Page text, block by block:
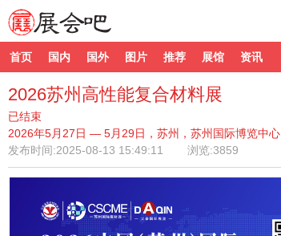
首页 国内 国外 图片 推荐 展馆 资讯
2026苏州高性能复合材料展
已结束
2026年5月27日 — 5月29日，苏州，苏州国际博览中心
发布时间:2025-08-13 15:49:11 浏览:3859